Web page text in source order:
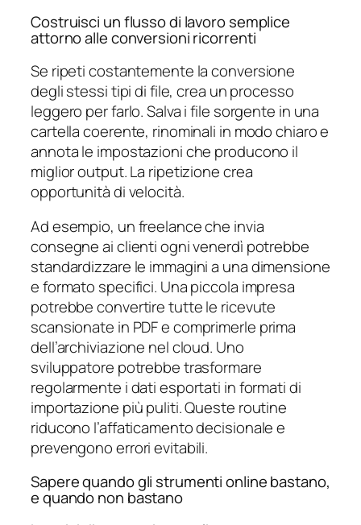
Costruisci un flusso di lavoro semplice
attorno alle conversioni ricorrenti
Se ripeti costantemente la conversione
degli stessi tipi di file, crea un processo
leggero per farlo. Salva i file sorgente in una
cartella coerente, rinominali in modo chiaro e
annota le impostazioni che producono il
miglior output. La ripetizione crea
opportunità di velocità.
Ad esempio, un freelance che invia
consegne ai clienti ogni venerdì potrebbe
standardizzare le immagini a una dimensione
e formato specifici. Una piccola impresa
potrebbe convertire tutte le ricevute
scansionate in PDF e comprimerle prima
dell’archiviazione nel cloud. Uno
sviluppatore potrebbe trasformare
regolarmente i dati esportati in formati di
importazione più puliti. Queste routine
riducono l’affaticamento decisionale e
prevengono errori evitabili.
Sapere quando gli strumenti online bastano,
e quando non bastano